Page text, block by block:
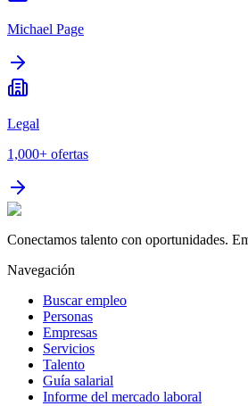
Michael Page
Legal
1,000+ ofertas
Conectamos talento con oportunidades.
Navegación
Buscar empleo
Personas
Empresas
Servicios
Talento
Guía salarial
Informe del mercado laboral